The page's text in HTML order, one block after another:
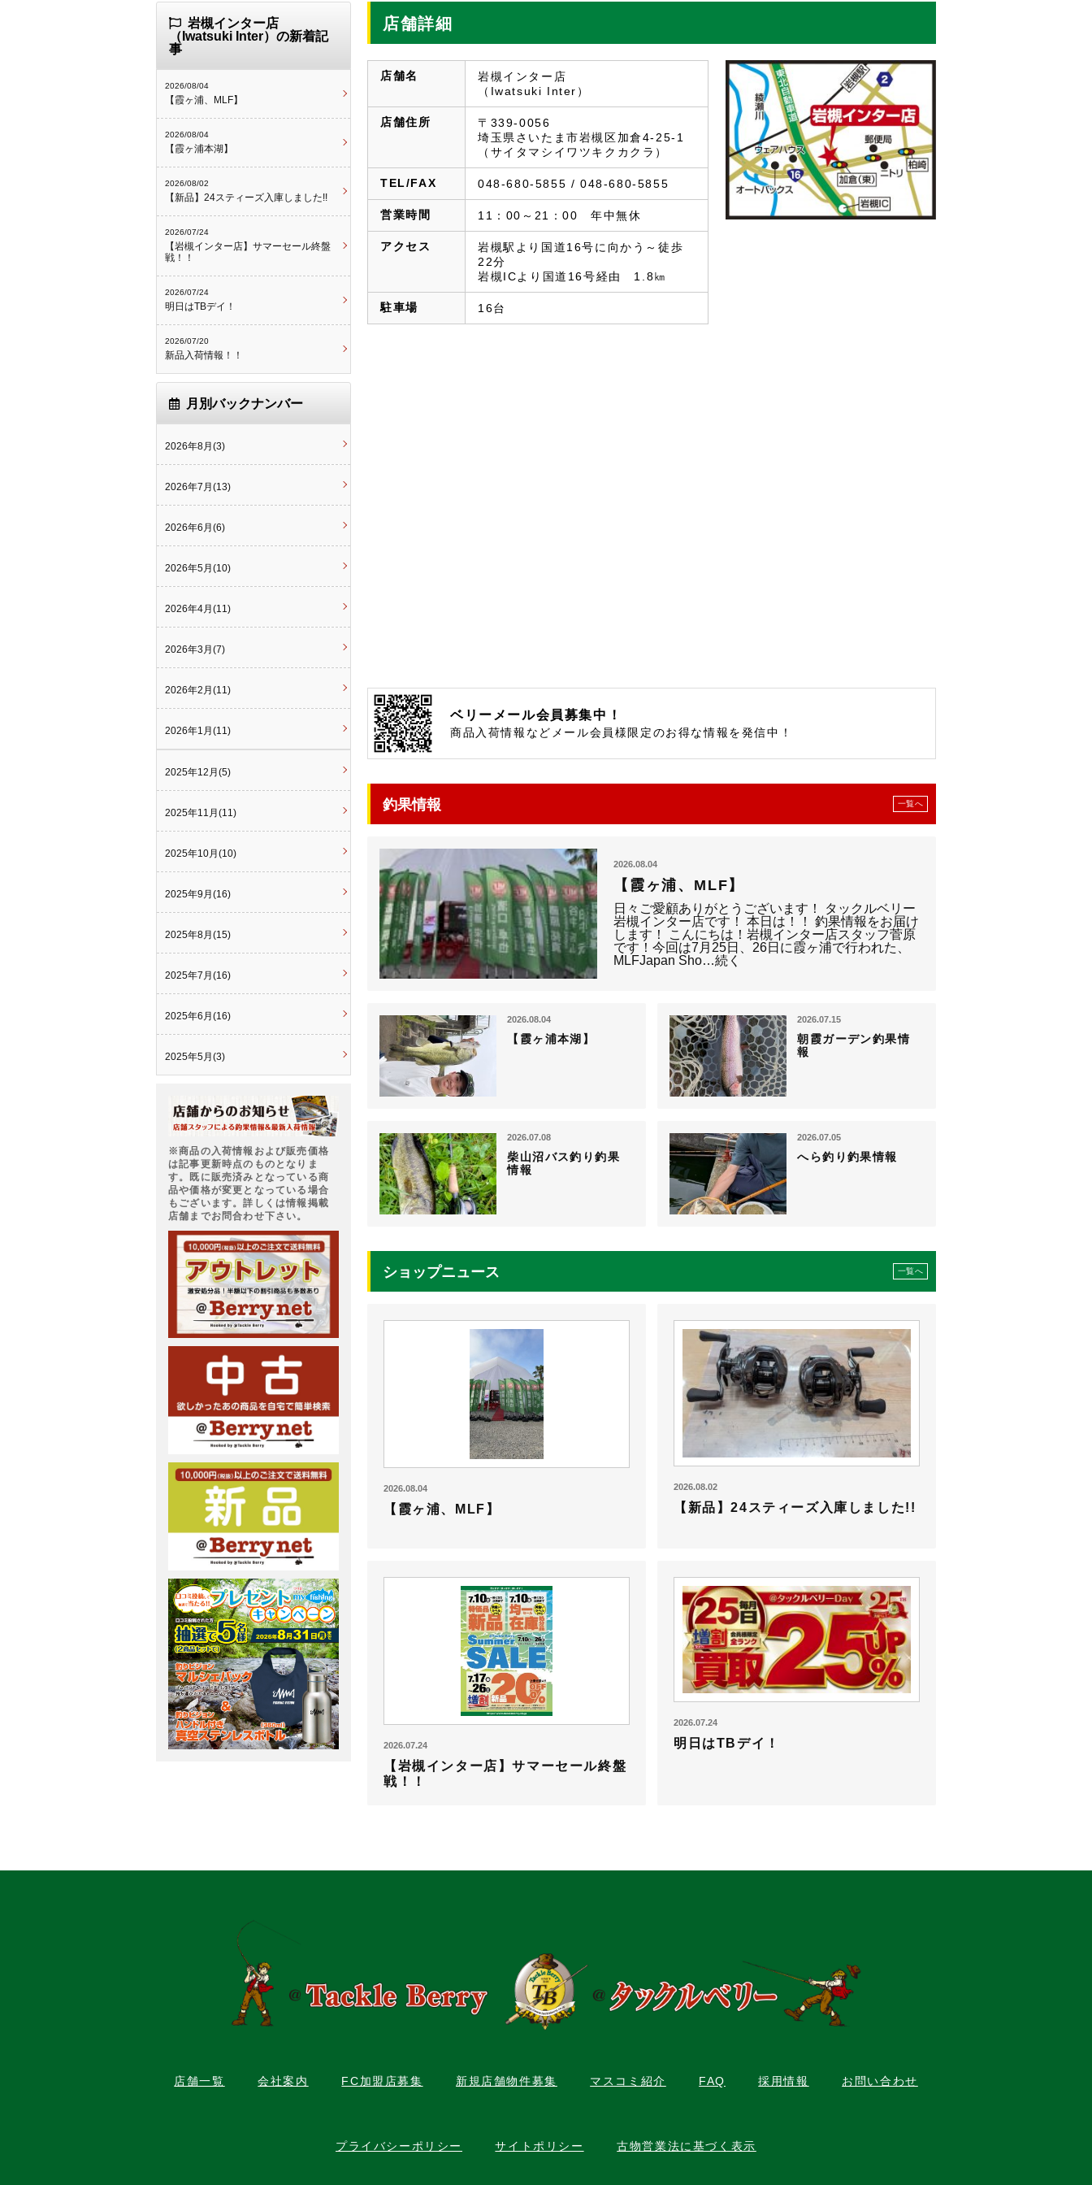
店舗詳細
店舗名
岩槻インター店
（Iwatsuki Inter）
店舗住所
〒339-0056
埼玉県さいたま市岩槻区加倉4-25-1
（サイタマシイワツキクカクラ）
TEL/FAX 048-680-5855 / 048-680-5855
営業時間 11：00～21：00　年中無休
アクセス
岩槻駅より国道16号に向かう～徒歩
22分
岩槻ICより国道16号経由 1.8㎞
駐車場 16台
ベリーメール会員募集中！
商品入荷情報などメール会員様限定のお得な情報を発信中！
釣果情報 一覧へ
2026.08.04
【霞ヶ浦、MLF】
日々ご愛顧ありがとうございます！ タックルベリー
岩槻インター店です！ 本日は！！ 釣果情報をお届け
します！ こんにちは！岩槻インター店スタッフ菅原
です！今回は7月25日、26日に霞ヶ浦で行われた、
MLFJapan Sho…続く
2026.08.04
【霞ヶ浦本湖】
2026.07.15
朝霞ガーデン釣果情
報
2026.07.08
柴山沼バス釣り釣果
情報
2026.07.05
へら釣り釣果情報
ショップニュース 一覧へ
2026.08.04
【霞ヶ浦、MLF】
2026.08.02
【新品】24スティーズ入庫しました!!
2026.07.24
【岩槻インター店】サマーセール終盤
戦！！
2026.07.24
明日はTBデイ！
岩槻インター店
（Iwatsuki Inter）の新着記
事
2026/08/04
【霞ヶ浦、MLF】
2026/08/04
【霞ヶ浦本湖】
2026/08/02
【新品】24スティーズ入庫しました!!
2026/07/24
【岩槻インター店】サマーセール終盤
戦！！
2026/07/24
明日はTBデイ！
2026/07/20
新品入荷情報！！
月別バックナンバー
2026年8月(3)
2026年7月(13)
2026年6月(6)
2026年5月(10)
2026年4月(11)
2026年3月(7)
2026年2月(11)
2026年1月(11)
2025年12月(5)
2025年11月(11)
2025年10月(10)
2025年9月(16)
2025年8月(15)
2025年7月(16)
2025年6月(16)
2025年5月(3)
※商品の入荷情報および販売価格
は記事更新時点のものとなりま
す。既に販売済みとなっている商
品や価格が変更となっている場合
もございます。詳しくは情報掲載
店舗までお問合わせ下さい。
店舗一覧 会社案内 FC加盟店募集 新規店舗物件募集 マスコミ紹介 FAQ 採用情報 お問い合わせ
プライバシーポリシー サイトポリシー 古物営業法に基づく表示